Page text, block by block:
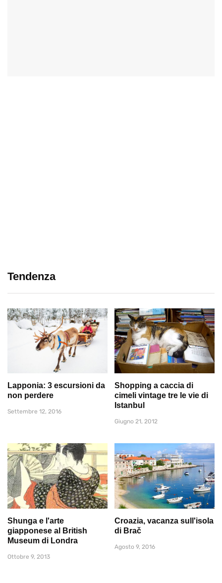
Tendenza
Lapponia: 3 escursioni da
non perdere
Settembre 12, 2016
Shopping a caccia di
cimeli vintage tre le vie di
Istanbul
Giugno 21, 2012
Shunga e l'arte
giapponese al British
Museum di Londra
Ottobre 9, 2013
Croazia, vacanza sull'isola
di Brač
Agosto 9, 2016